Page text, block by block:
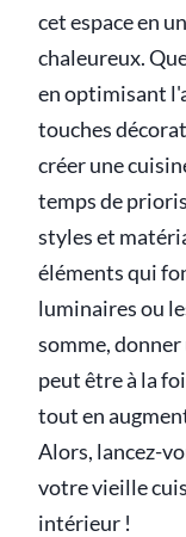
cet espace en
chaleureux.
en optimisant
touches
créer une
temps de
styles et
éléments qui
luminaires ou
somme, donner
peut être à la
tout en
Alors, lancez-
votre vieille
intérieur !